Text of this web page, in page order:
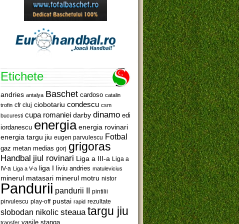
Etichete
andries antalya Baschet cardoso catalin
trofin cfr cluj ciobotariu condescu csm
bucuresti cupa romaniei darby dinamo edi
iordanescu energia energia rovinari
energia targu jiu eugen parvulescu Fotbal
gaz metan medias gorj grigoras
Handbal jiul rovinari Liga a III-a Liga a
IV-a Liga a V-a liga I liviu andries matulevicius
minerul matasari minerul motru nistor
Pandurii pandurii II pintilii
pirvulescu play-off pustai rapid rezultate
slobodan nikolic steaua targu jiu
transfer vasile stanga